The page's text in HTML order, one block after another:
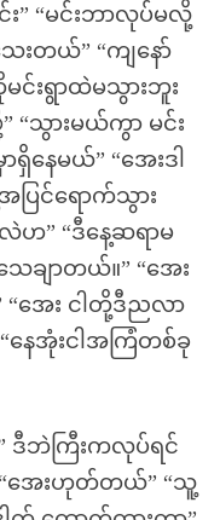
း” “မင်းဘာလုပ်မလို့
ေးတယ်” “ကျနော်
မင်းရွာထဲမသွားဘူး
“သွားမယ်ကွာ မင်း
နေမယ်” “အေးဒါ
ပြင်ရောက်သွား
ဟ” “ဒီနေ့ဆရာမ
ချာတယ်။” “အေး
“အေး ငါတို့ဒီညလာ
“နေအုံးငါအကြံတစ်ခု
ဒီဘဲကြီးကလုပ်ရင်
“အေးဟုတ်တယ်” “သူ့